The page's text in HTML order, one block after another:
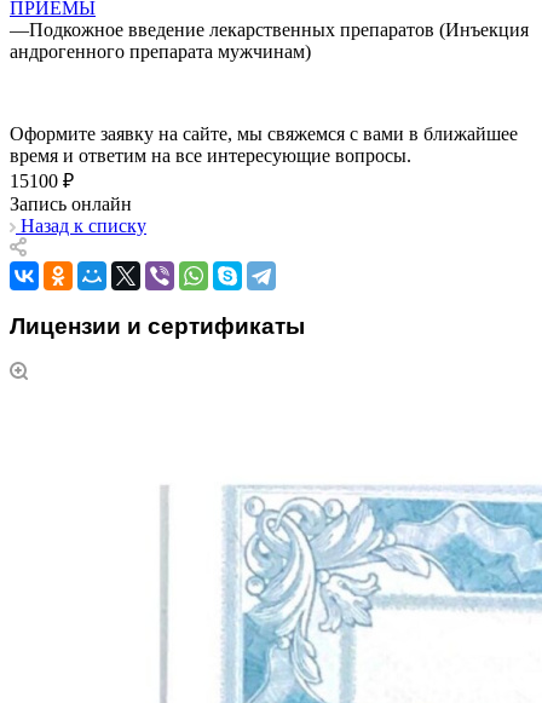
ПРИЕМЫ
—Подкожное введение лекарственных препаратов (Инъекция
андрогенного препарата мужчинам)
Оформите заявку на сайте, мы свяжемся с вами в ближайшее
время и ответим на все интересующие вопросы.
15100 ₽
Запись онлайн
Назад к списку
Лицензии и сертификаты